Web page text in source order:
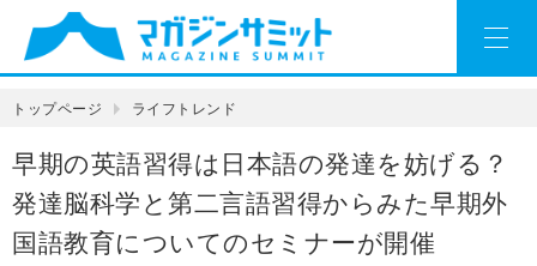
トップページ ライフトレンド
早期の英語習得は日本語の発達を妨げる？
発達脳科学と第二言語習得からみた早期外
国語教育についてのセミナーが開催